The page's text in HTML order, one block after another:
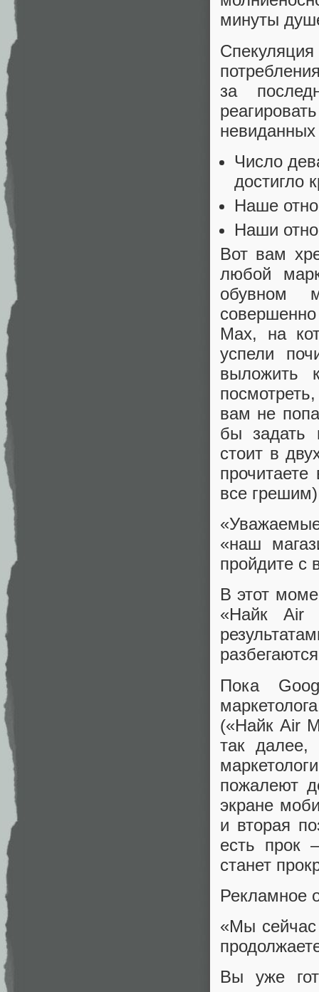
минуты
за
Число
достигло
Наше
Наши
Вот вам
любой
обувном
Max, на
успели
выложить
вам не
бы задать
стоит в
все
«наш
пройдите с
В этот
«Найк Air
Пока
(«Найк Air
так далее,
пожалеют
экране
и вторая
есть прок
станет
Рекламное
«Мы
Вы уже